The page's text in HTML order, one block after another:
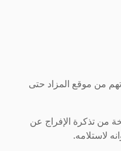
من موقع المزاد حتى
من تذكرة الإفراج عن
لاستلامه.